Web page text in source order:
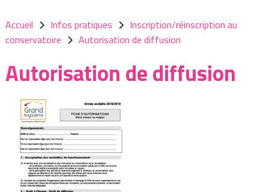
Accueil Infos pratiques
Inscription/réinscription au
conservatoire
Autorisation de diffusion
Autorisation de diffusion